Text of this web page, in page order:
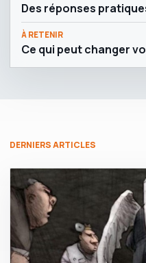
Des réponses
À RETENIR
Ce qui peut changer
DERNIERS ARTICLES